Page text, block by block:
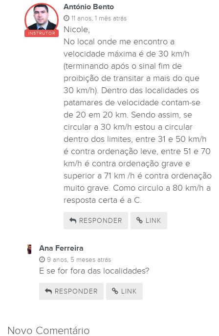
INSTRUTOR
António Bento
11 anos, 1 mês atrás
Nicole,
No local onde me encontro a
velocidade máxima é de 30 km/h
(terminando após o sinal fim de
proibição de transitar a mais do que
30 km/h). Dentro das localidades os
patamares de velocidade contam-se
de 20 em 20 km. Sendo assim, se
circular a 30 km/h estou a circular
dentro dos limites, entre 31 e 50 km/h
é contra ordenação leve, entre 51 e 70
km/h é contra ordenação grave e
superior a 71 km /h é contra ordenação
muito grave. Como circulo a 80 km/h a
resposta certa é a C.
RESPONDER LINK
Ana Ferreira
9 anos, 5 meses atrás
E se for fora das localidades?
RESPONDER LINK
Novo Comentário